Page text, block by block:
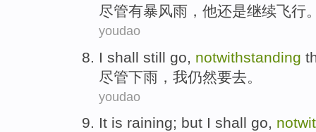
尽管有暴风雨 ， 他还是继续飞行
youdao
I shall still go notwithstanding
尽管下雨 ， 我仍然要去 。
youdao
It is raining; but I shall go,